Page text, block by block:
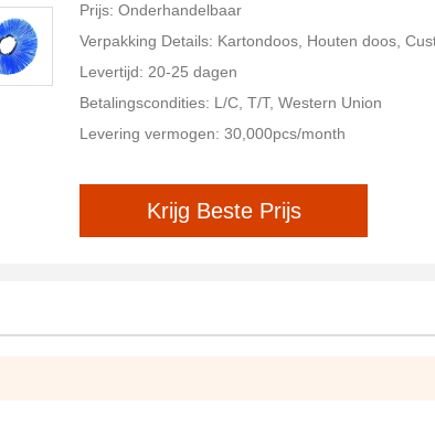
Prijs: Onderhandelbaar
Verpakking Details: Kartondoos, Houten doos,
Levertijd: 20-25 dagen
Betalingscondities: L/C, T/T, Western Union
Levering vermogen: 30,000pcs/month
Krijg Beste Prijs